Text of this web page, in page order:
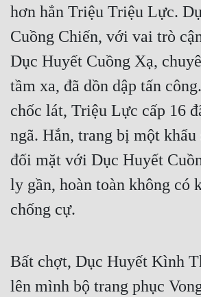
Truyện Dịch
Truyện Nhập Môn
Xa Lộ Dịch
Cung Đấu
Cạnh Kỹ
Cổ Tiên Hiệp
Du Hí
Dã Sử
hơn hẳn Triệu Triệu Lực.
Cuồng Chiến, với vai trò
Dục Huyết Cuồng Xạ,
tầm xa, đã dồn dập tấn
chốc lát, Triệu Lực cấp 16
ngã. Hắn, trang bị một khẩu
đối mặt với Dục Huyết
ly gần, hoàn toàn không có
chống cự.
Bất chợt, Dục Huyết Kình
lên mình bộ trang phục